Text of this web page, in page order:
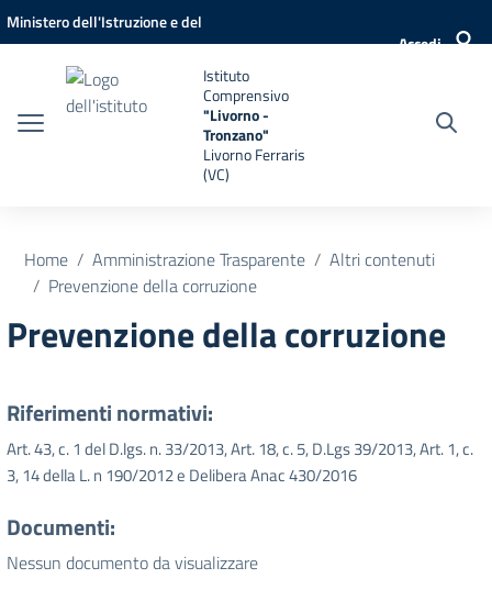
Vai ai contenuti
Vai al menu di navigazione
Vai al footer
Ministero dell'Istruzione e del
Accedi
Istituto
Comprensivo
"Livorno -
Tronzano"
Livorno Ferraris
(VC)
Home Amministrazione Trasparente
Altri contenuti
Prevenzione della corruzione
Prevenzione della corruzione
Riferimenti normativi:
Art. 43, c. 1 del D.lgs. n. 33/2013, Art. 18, c. 5, D.Lgs 39/2013, Art. 1, c.
3, 14 della L. n 190/2012 e Delibera Anac 430/2016
Documenti:
Nessun documento da visualizzare